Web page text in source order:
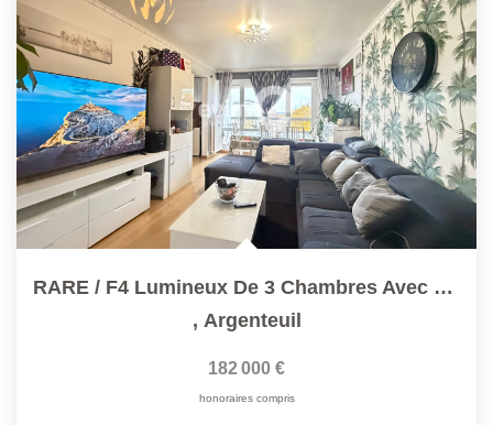
RARE / F4 Lumineux De 3 Chambres Avec Balcon, Parking &...
, Argenteuil
182 000 €
honoraires compris